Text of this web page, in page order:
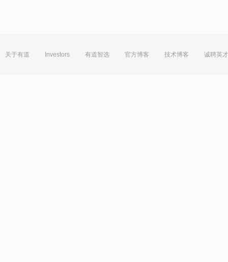
关于有道 Investors 有道智选 官方博客 技术博客 诚聘英才